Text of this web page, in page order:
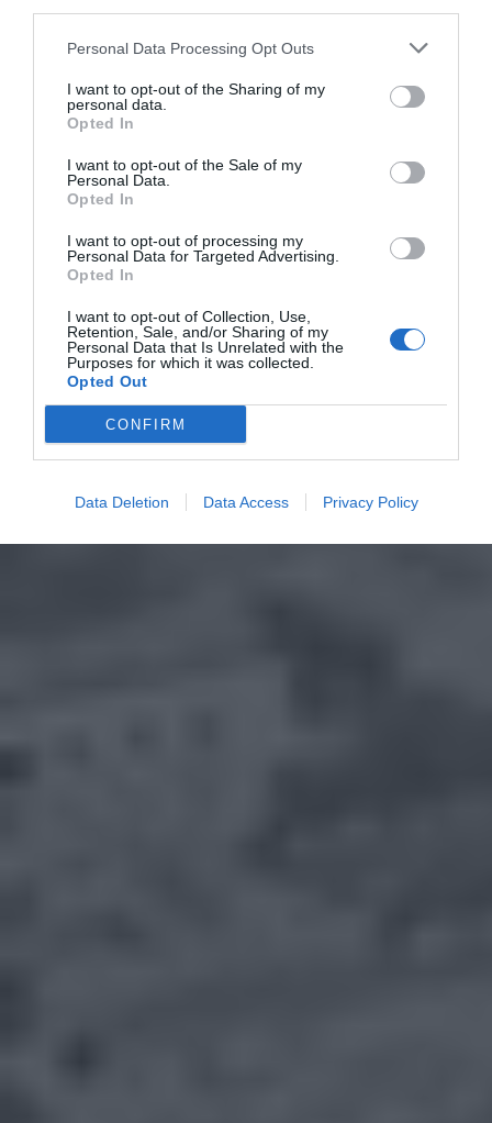
Personal Data Processing Opt Outs
I want to opt-out of the Sharing of my
personal data.
Opted In
I want to opt-out of the Sale of my
Personal Data.
Opted In
I want to opt-out of processing my
Personal Data for Targeted Advertising.
Opted In
I want to opt-out of Collection, Use,
Retention, Sale, and/or Sharing of my
Personal Data that Is Unrelated with the
Purposes for which it was collected.
Opted Out
CONFIRM
Data Deletion Data Access Privacy Policy